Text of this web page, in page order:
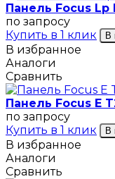
Панель Focus Lp
по запросу
Купить в 1 клик
В
В избранное
Аналоги
Сравнить
Панель Focus E
по запросу
Купить в 1 клик
В
В избранное
Аналоги
Сравнить